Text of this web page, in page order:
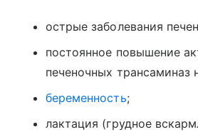
острые заболевания
постоянное повышение
печеночных трансаминаз
беременность;
лактация (грудное